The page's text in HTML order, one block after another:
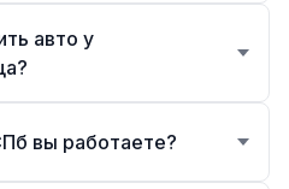
авто у
вы работаете?